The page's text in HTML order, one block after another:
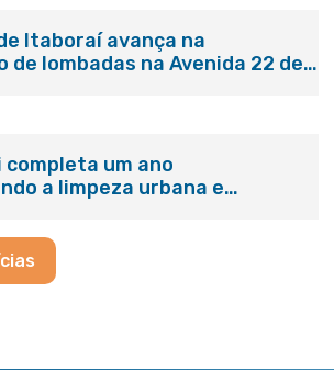
Itaboraí avança na
de lombadas na Avenida 22 de
completa um ano
a limpeza urbana e